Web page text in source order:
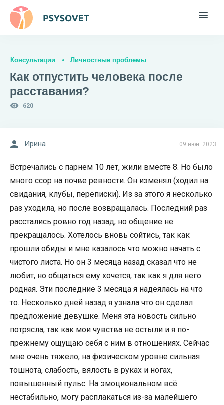
Консультации Личностные проблемы
Как отпустить человека после
расставания?
620
09 июн. 2023
Ирина
Встречались с парнем 10 лет, жили вместе 8. Но было
много ссор на почве ревности. Он изменял (ходил на
свидания, клубы, переписки). Из за этого я несколько
раз уходила, но после возвращалась. Последний раз
расстались ровно год назад, но общение не
прекращалось. Хотелось вновь сойтись, так как
прошли обиды и мне казалось что можно начать с
чистого листа. Но он 3 месяца назад сказал что не
любит, но общаться ему хочется, так как я для него
родная. Эти последние 3 месяца я надеялась на что
то. Несколько дней назад я узнала что он сделал
предложение девушке. Меня эта новость сильно
потрясла, так как мои чувства не остыли и я по-
прежнему ощущаю себя с ним в отношениях. Сейчас
мне очень тяжело, на физическом уровне сильная
тошнота, слабость, вялость в руках и ногах,
повышенный пульс. На эмоциональном всё
нестабильно, могу расплакаться из-за малейшего